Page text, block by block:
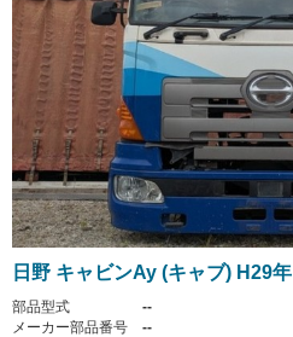
日野 キャビンAy (キャブ) H29年
部品型式
--
メーカー部品番号
--